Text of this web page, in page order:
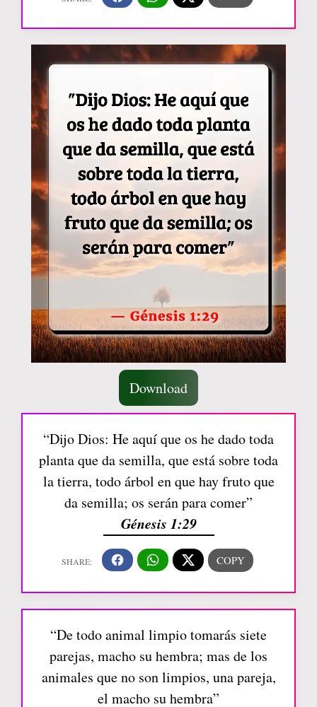
Download
“Dijo Dios: He aquí que os he dado toda
planta que da semilla, que está sobre toda
la tierra, todo árbol en que hay fruto que
da semilla; os serán para comer”
Génesis 1:29
“De todo animal limpio tomarás siete
parejas, macho su hembra; mas de los
animales que no son limpios, una pareja,
el macho su hembra”